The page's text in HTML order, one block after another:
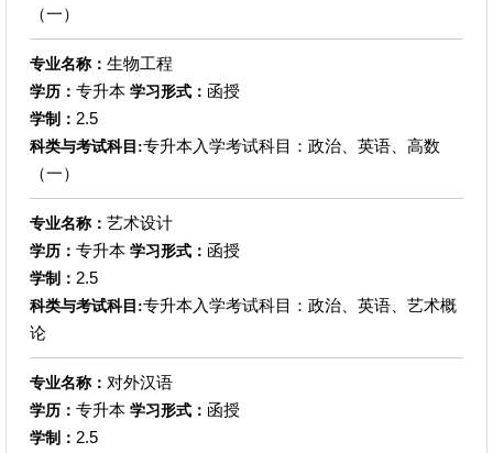
（一）
专业名称： 生物工程
学历： 专升本 学习形式： 函授
学制： 2.5
科类与考试科目:专升本入学考试科目：政治、英语、高数
（一）
专业名称： 艺术设计
学历： 专升本 学习形式： 函授
学制： 2.5
科类与考试科目:专升本入学考试科目：政治、英语、艺术概
论
专业名称： 对外汉语
学历： 专升本 学习形式： 函授
学制： 2.5